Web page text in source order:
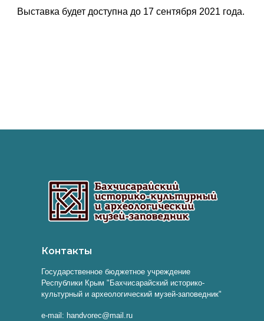
Выставка будет доступна до 17 сентября 2021 года.
Контакты
Государственное бюджетное учреждение
Республики Крым "Бахчисарайский историко-
культурный и археологический музей-заповедник"
e-mail: handvorec@mail.ru